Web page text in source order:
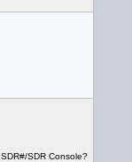
SDR Console?